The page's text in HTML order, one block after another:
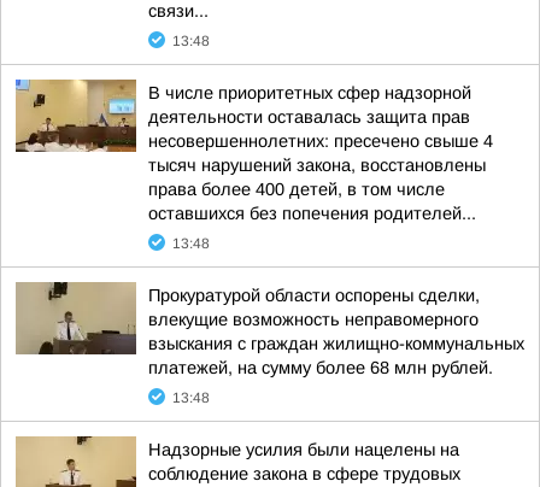
связи...
13:48
В числе приоритетных сфер надзорной
деятельности оставалась защита прав
несовершеннолетних: пресечено свыше 4
тысяч нарушений закона, восстановлены
права более 400 детей, в том числе
оставшихся без попечения родителей...
13:48
Прокуратурой области оспорены сделки,
влекущие возможность неправомерного
взыскания с граждан жилищно-коммунальных
платежей, на сумму более 68 млн рублей.
13:48
Надзорные усилия были нацелены на
соблюдение закона в сфере трудовых